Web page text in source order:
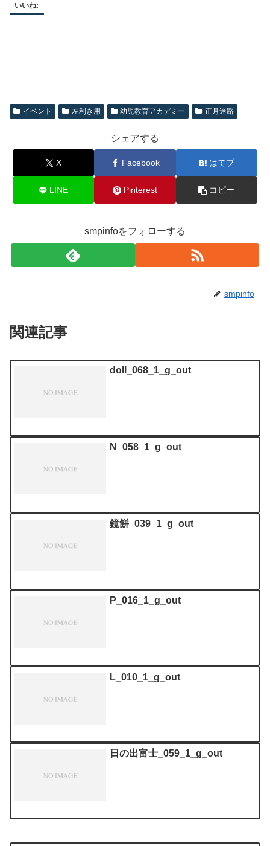
いいね:
イベント 左利き用 幼児教育アカデミー 正月迷路
シェアする
X Facebook はてブ
LINE Pinterest コピー
smpinfoをフォローする
smpinfo
関連記事
doll_068_1_g_out
N_058_1_g_out
鏡餅_039_1_g_out
P_016_1_g_out
L_010_1_g_out
日の出富士_059_1_g_out